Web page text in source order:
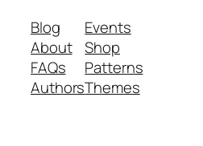
Blog
About
FAQs
Authors
Events
Shop
Patterns
Themes